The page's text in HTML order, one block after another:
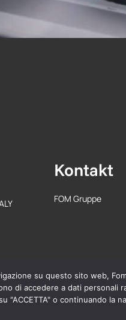
Kontakt
FOM Gruppe
su questo sito web,
di accedere a dati personali
"ACCETTA" o continuando